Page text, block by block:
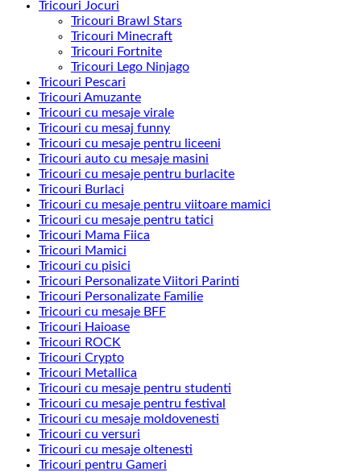
Tricouri Jocuri
Tricouri Brawl Stars
Tricouri Minecraft
Tricouri Fortnite
Tricouri Lego Ninjago
Tricouri Pescari
Tricouri Amuzante
Tricouri cu mesaje virale
Tricouri cu mesaj funny
Tricouri cu mesaje pentru liceeni
Tricouri auto cu mesaje masini
Tricouri cu mesaje pentru burlacite
Tricouri Burlaci
Tricouri cu mesaje pentru viitoare mamici
Tricouri cu mesaje pentru tatici
Tricouri Mama Fiica
Tricouri Mamici
Tricouri cu pisici
Tricouri Personalizate Viitori Parinti
Tricouri Personalizate Familie
Tricouri cu mesaje BFF
Tricouri Haioase
Tricouri ROCK
Tricouri Crypto
Tricouri Metallica
Tricouri cu mesaje pentru studenti
Tricouri cu mesaje pentru festival
Tricouri cu mesaje moldovenesti
Tricouri cu versuri
Tricouri cu mesaje oltenesti
Tricouri pentru Gameri